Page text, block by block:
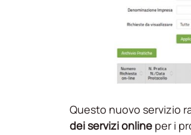
Questo nuovo servizio
dei servizi online per i